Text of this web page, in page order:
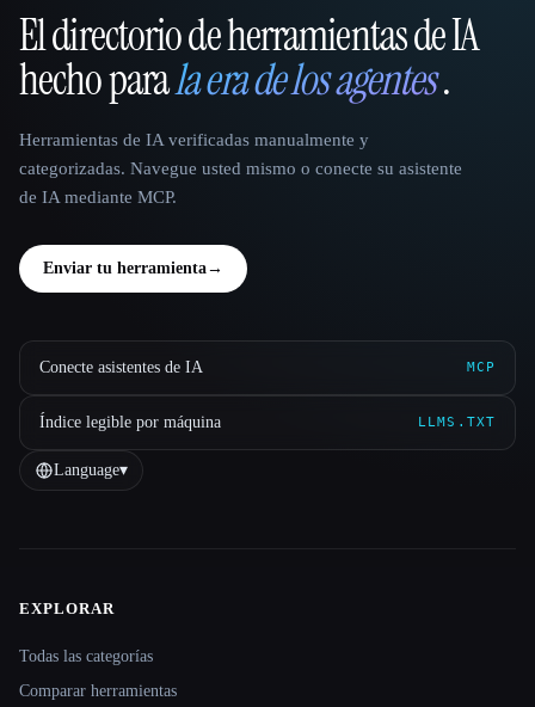
That AI Collection
El directorio de herramientas de IA
hecho parala era de los agentes.
Herramientas de IA verificadas manualmente y
categorizadas. Navegue usted mismo o conecte su asistente
de IA mediante MCP.
Enviar tu herramienta→
Conecte asistentes de IA MCP
Índice legible por máquina LLMS.TXT
Language▾
Site navigation
EXPLORAR
Todas las categorías
Comparar herramientas